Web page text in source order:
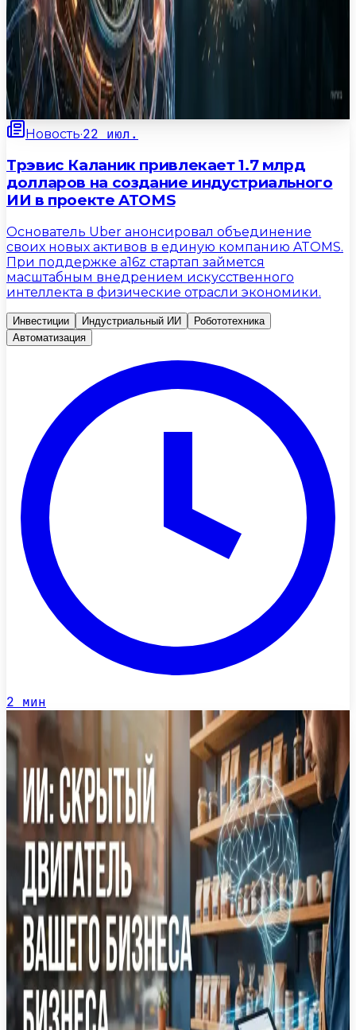
2мин
Новость·22 июл.
Трэвис Каланик привлекает 1.7 млрд
долларов на создание индустриального
ИИ в проекте ATOMS
Основатель Uber анонсировал объединение
своих новых активов в единую компанию ATOMS.
При поддержке a16z стартап займется
масштабным внедрением искусственного
интеллекта в физические отрасли экономики.
Инвестиции Индустриальный ИИ
Робототехника
Автоматизация
2 мин
Новость
Программа OpenAI для малого бизнеса:
интеграция ChatGPT Work и обучение
предпринимателей
OpenAI запускает комплексную образовательную
и партнерскую программу для малого бизнеса.
Инициатива призвана помочь
предпринимателям автоматизировать рутину с
помощью ChatGPT Work и GPT-5.6.
OpenAI ChatGPT Work GPT-5.6 Малый бизнес